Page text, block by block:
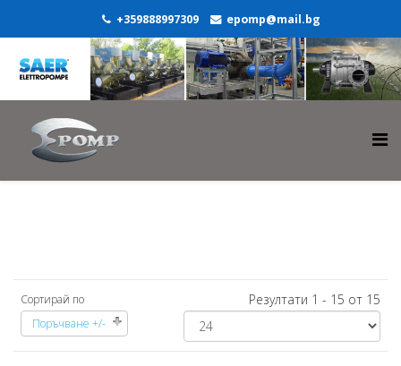
+359888997309 epomp@mail.bg
Сортирай по
Поръчване +/-
Резултати 1 - 15 от 15